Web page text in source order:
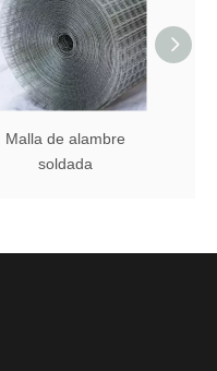
Malla de alambre
soldada